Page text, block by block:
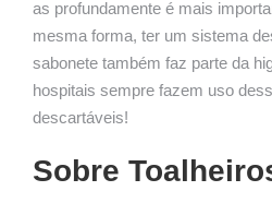
as profundamente é mais
mesma forma, ter um sistema
sabonete também faz parte da
hospitais sempre fazem uso
descartáveis!
Sobre